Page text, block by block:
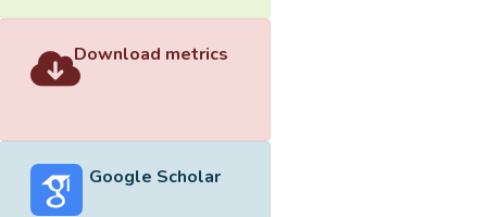
Download metrics
Google Scholar